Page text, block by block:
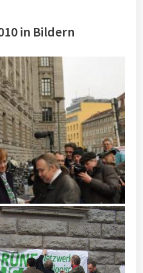
in Bildern